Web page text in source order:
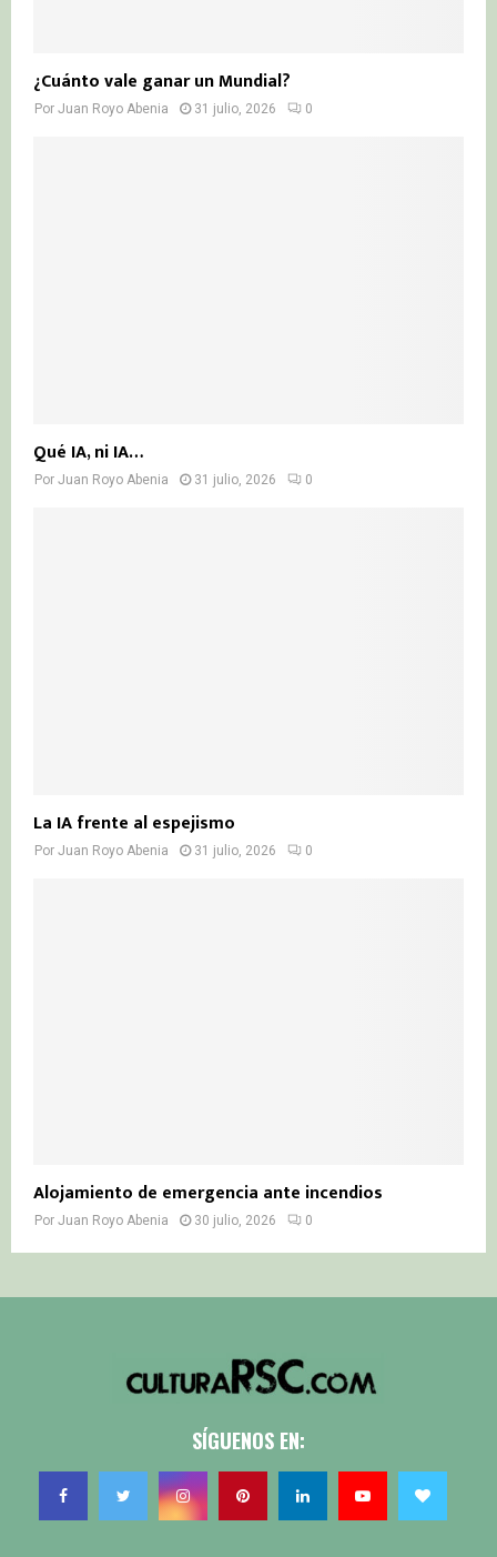
¿Cuánto vale ganar un Mundial?
Por Juan Royo Abenia 31 julio, 2026 0
Qué IA, ni IA…
Por Juan Royo Abenia 31 julio, 2026 0
La IA frente al espejismo
Por Juan Royo Abenia 31 julio, 2026 0
Alojamiento de emergencia ante incendios
Por Juan Royo Abenia 30 julio, 2026 0
SÍGUENOS EN: